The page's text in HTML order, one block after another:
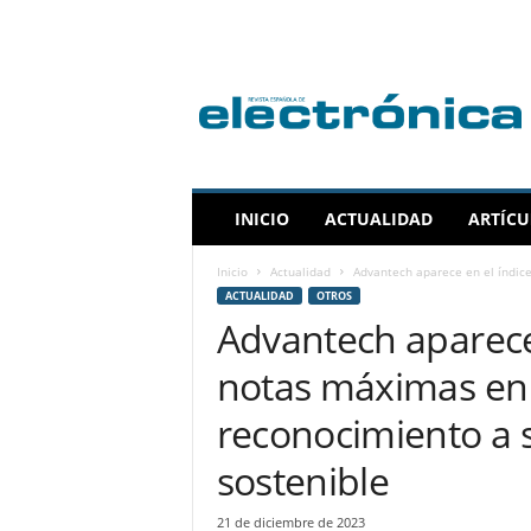
v
i
INICIO ACTUALIDAD
Inicio Actualidad Advantech aparece en el
ACTUALIDAD OTROS
Advantech
notas máximas
reconocimiento a
sostenible
21 de diciembre de 2023